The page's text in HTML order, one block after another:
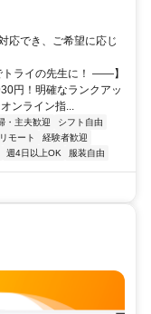
応でき、ご希望に応じ
ライの先生に！ ――】
円！明確なランクアッ
ンライン指...
・主夫歓迎
シフト自由
モート
経験者歓迎
週4日以上OK 服装自由